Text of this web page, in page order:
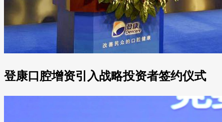
登康口腔增资引入战略投资者签约仪式